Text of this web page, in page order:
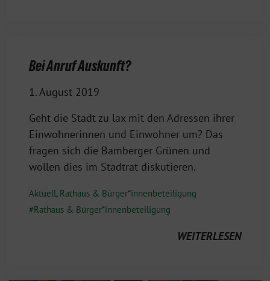
Bei Anruf Auskunft?
1. August 2019
Geht die Stadt zu lax mit den Adressen ihrer
Einwohnerinnen und Einwohner um? Das
fragen sich die Bamberger Grünen und
wollen dies im Stadtrat diskutieren.
Aktuell, Rathaus & Bürger*innenbeteiligung
Rathaus & Bürger*innenbeteiligung
WEITERLESEN